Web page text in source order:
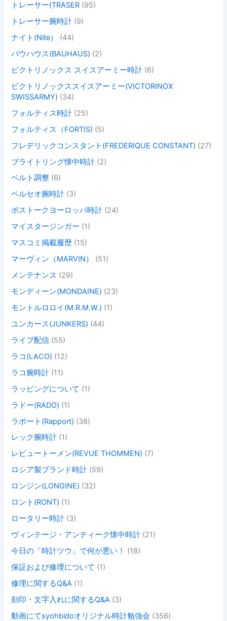
トレーサー(TRASER (95)
トレーサー腕時計 (9)
ナイト(Nite）
(44)
バウハウス(BAUHAUS) (2)
ビクトリノックス スイスアーミー時計 (6)
ビクトリノックススイスアーミー(VICTORINOX
SWISSARMY) (34)
フォルティス時計 (25)
フォルティス（FORTIS) (5)
フレデリックコンスタント(FREDERIQUE CONSTANT) (27)
ブライトリング懐中時計 (2)
ベルト調整 (6)
ペルセオ腕時計 (3)
ボストークヨーロッパ時計 (24)
マイスタージンガー (1)
マスコミ掲載履歴 (15)
マーヴィン（MARVIN）
(51)
メンテナンス (29)
モンディーン(MONDAINE) (23)
モントルロロイ(M.R.M.W.) (1)
ユンカース(JUNKERS) (44)
ライブ配信 (55)
ラコ(LACO) (12)
ラコ腕時計 (11)
ラッピングについて (1)
ラドー(RADO) (1)
ラポート(Rapport) (38)
レック腕時計 (1)
レビュートーメン(REVUE THOMMEN) (7)
ロシア製ブランド時計 (59)
ロンジン(LONGINE) (32)
ロント(RONT) (1)
ロータリー時計 (3)
ヴィンテージ・アンティーク懐中時計 (21)
今日の「時計ツウ」で何が悪い！
(18)
保証および修理について (1)
修理に関するQ&A (1)
刻印・文字入れに関するQ&A (3)
動画にてsyohbidoオリジナル時計勉強会 (356)